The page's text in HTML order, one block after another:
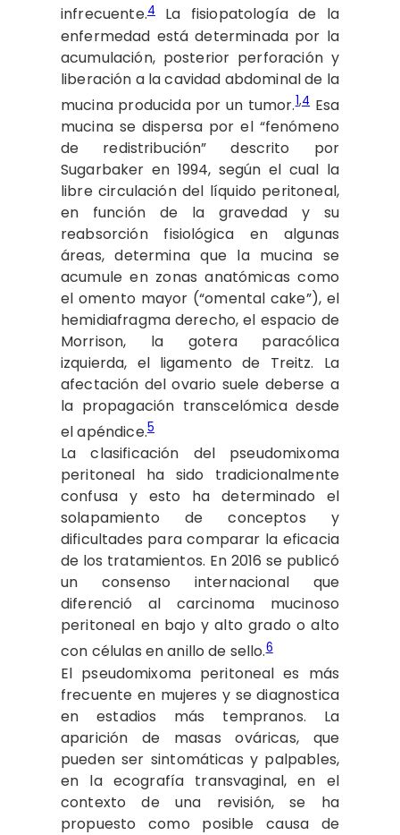
infrecuente.4La fisiopatología de la
enfermedad está determinada por la
acumulación, posterior perforación y
liberación a la cavidad abdominal de la
mucina producida por un tumor.1,4Esa
mucina se dispersa por el “fenómeno
de redistribución” descrito por
Sugarbaker en 1994, según el cual la
libre circulación del líquido peritoneal,
en función de la gravedad y su
reabsorción fisiológica en algunas
áreas, determina que la mucina se
acumule en zonas anatómicas como
el omento mayor (“omental cake”), el
hemidiafragma derecho, el espacio de
Morrison, la gotera paracólica
izquierda, el ligamento de Treitz. La
afectación del ovario suele deberse a
la propagación transcelómica desde
el apéndice.5
La clasificación del pseudomixoma
peritoneal ha sido tradicionalmente
confusa y esto ha determinado el
solapamiento de conceptos y
dificultades para comparar la eficacia
de los tratamientos. En 2016 se publicó
un consenso internacional que
diferenció al carcinoma mucinoso
peritoneal en bajo y alto grado o alto
con células en anillo de sello.6
El pseudomixoma peritoneal es más
frecuente en mujeres y se diagnostica
en estadios más tempranos. La
aparición de masas ováricas, que
pueden ser sintomáticas y palpables,
en la ecografía transvaginal, en el
contexto de una revisión, se ha
propuesto como posible causa de